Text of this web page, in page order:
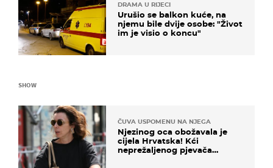
DRAMA U RIJECI
Urušio se balkon kuće, na
njemu bile dvije osobe: "Život
im je visio o koncu"
SHOW
ČUVA USPOMENU NA NJEGA
Njezinog oca obožavala je
cijela Hrvatska! Kći
neprežaljenog pjevača